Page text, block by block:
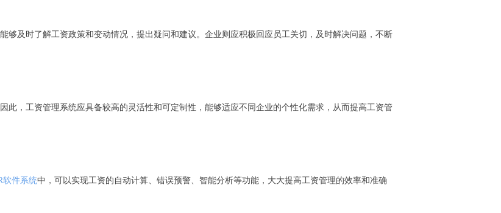
够及时了解工资政策和变动情况，提出疑问和建议。企业则应积极回应员工关切，及时解决问题，不断
此，工资管理系统应具备较高的灵活性和可定制性，能够适应不同企业的个性化需求，从而提高工资管
软件系统中，可以实现工资的自动计算、错误预警、智能分析等功能，大大提高工资管理的效率和准确